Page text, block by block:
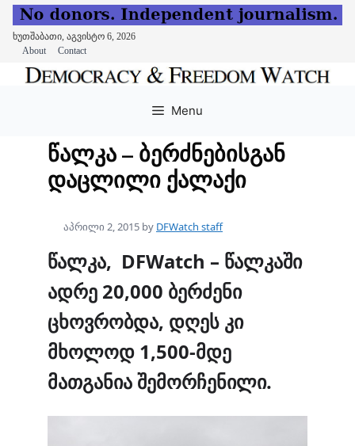
ხუთშაბათი, აგვისტო 6, 2026
About
Contact
Menu
წალკა – ბერძნებისგან
დაცლილი ქალაქი
აპრილი 2, 2015 by DFWatch staff
წალკა, DFWatch – წალკაში
ადრე 20,000 ბერძენი
ცხოვრობდა, დღეს კი
მხოლოდ 1,500-მდე
მათგანია შემორჩენილი.